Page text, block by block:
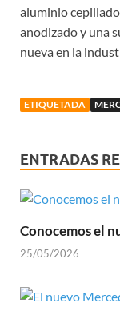
aluminio
anodizado y una
nueva en la
ETIQUETADA
ENTRADAS
Conocemos el
25/05/2026